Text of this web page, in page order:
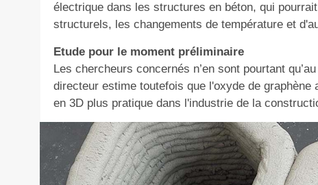
électrique dans les structures en béton, qui
structurels, les changements de température et
Etude pour le moment préliminaire
Les chercheurs concernés n’en sont pourtant
directeur estime toutefois que l'oxyde de
en 3D plus pratique dans l'industrie de la